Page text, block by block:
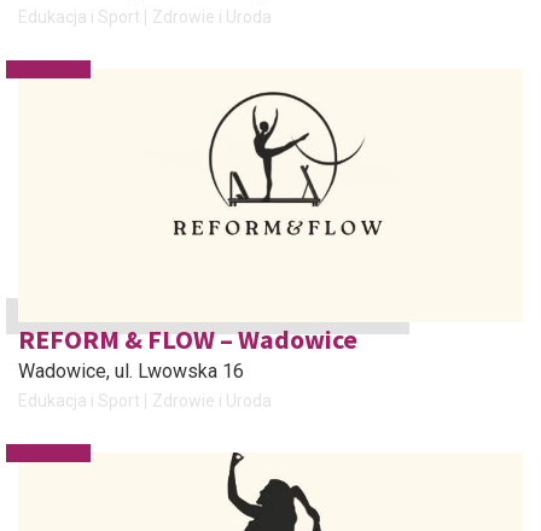
Edukacja i Sport Zdrowie i Uroda
REFORM & FLOW – Wadowice
Wadowice, ul. Lwowska 16
Edukacja i Sport Zdrowie i Uroda